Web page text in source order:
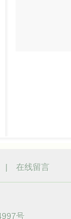
| 在线留言
号